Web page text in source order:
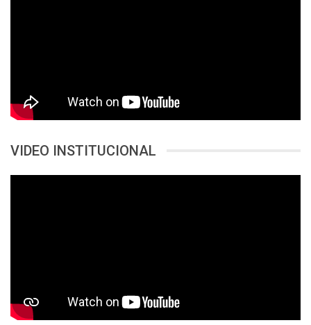
VIDEO INSTITUCIONAL